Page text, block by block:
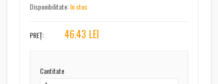
Disponibilitate:In stoc
PREȚ: 46.43 LEI
Cantitate